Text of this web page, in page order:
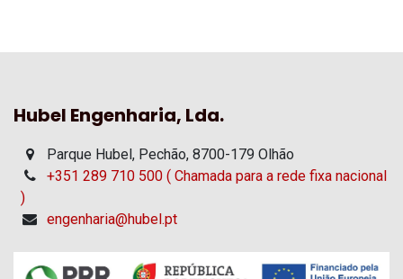
Hubel Engenharia, Lda.
Parque Hubel, Pechão, 8700-179 Olhão
+351 289 710 500 ( Chamada para a rede fixa nacional
)
engenharia@hubel.pt